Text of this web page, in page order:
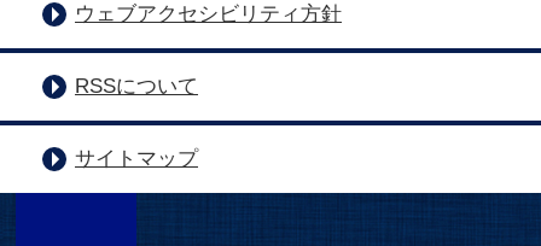
ウェブアクセシビリティ方針
RSSについて
サイトマップ